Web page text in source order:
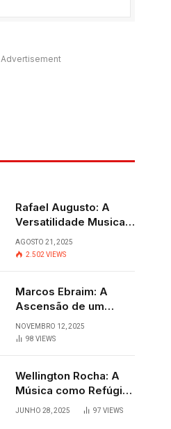
Advertisement
Rafael Augusto: A
Versatilidade Musical
que Transcende
Fronteiras
AGOSTO 21, 2025
2.502 VIEWS
Marcos Ebraim: A
Ascensão de um
Jovem Talento do
Sertanejo
NOVEMBRO 12, 2025
98 VIEWS
Wellington Rocha: A
Música como Refúgio
e Alegria em
JUNHO 28, 2025 97 VIEWS